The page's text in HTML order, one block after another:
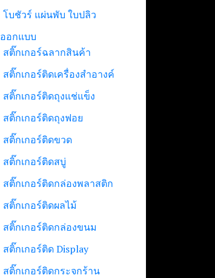
โบชัวร์ แผ่นพับ ใบปลิว
ออกแบบ
สติ๊กเกอร์ฉลากสินค้า
สติ๊กเกอร์ติดเครื่องสำอางค์
สติ๊กเกอร์ติดถุงแช่แข็ง
สติ๊กเกอร์ติดถุงฟอย
สติ๊กเกอร์ติดขวด
สติ๊กเกอร์ติดสบู่
สติ๊กเกอร์ติดกล่องพลาสติก
สติ๊กเกอร์ติดผลไม้
สติ๊กเกอร์ติดกล่องขนม
สติ๊กเกอร์ติด Display
สติ๊กเกอร์ติดกระจกร้าน